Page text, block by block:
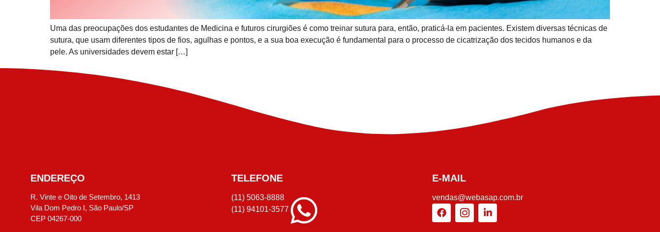
Uma das preocupações dos estudantes de Medicina e futuros cirurgiões é como treinar sutura para, então, praticá-la em pacientes. Existem diversas técnicas de
sutura, que usam diferentes tipos de fios, agulhas e pontos, e a sua boa execução é fundamental para o processo de cicatrização dos tecidos humanos e da
pele. As universidades devem estar […]
ENDEREÇO
R. Vinte e Oito de Setembro, 1413
Vila Dom Pedro I, São Paulo/SP
CEP 04267-000
TELEFONE
(11) 5063-8888
(11) 94101-3577
E-MAIL
vendas@webasap.com.br